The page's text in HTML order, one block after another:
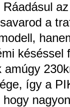
Ráadásul
a
késéssel
amúgy
így a